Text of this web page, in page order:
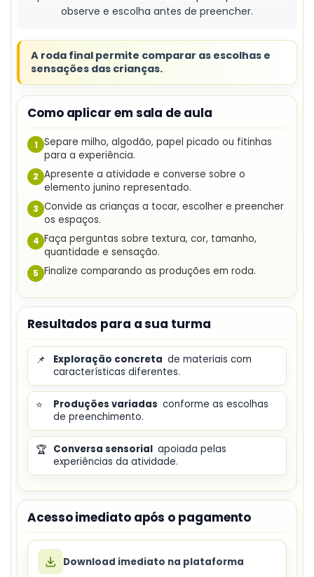
observe e escolha antes de preencher.
A roda final permite comparar as escolhas e
sensações das crianças.
Como aplicar em sala de aula
1 Separe milho, algodão, papel picado ou fitinhas
para a experiência.
2 Apresente a atividade e converse sobre o
elemento junino representado.
3 Convide as crianças a tocar, escolher e preencher
os espaços.
4 Faça perguntas sobre textura, cor, tamanho,
quantidade e sensação.
5 Finalize comparando as produções em roda.
Resultados para a sua turma
📌 Exploração concreta de materiais com
características diferentes.
⭐ Produções variadas conforme as escolhas
de preenchimento.
🏆 Conversa sensorial apoiada pelas
experiências da atividade.
Acesso imediato após o pagamento
Download imediato na plataforma